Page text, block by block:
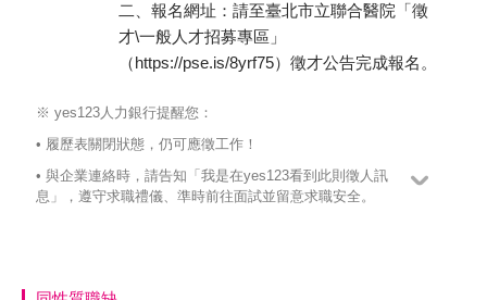
二、報名網址：請至臺北市立聯合醫院「徵
才\一般人才招募專區」
（https://pse.is/8yrf75）徵才公告完成報名。
※ yes123人力銀行提醒您：
• 履歷表關閉狀態，仍可應徵工作！
• 與企業連絡時，請告知「我是在yes123看到此則徵人訊
息」，遵守求職禮儀、準時前往面試並留意求職安全。